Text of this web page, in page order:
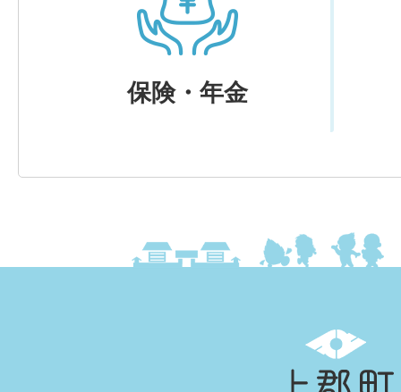
保険・年金
郡